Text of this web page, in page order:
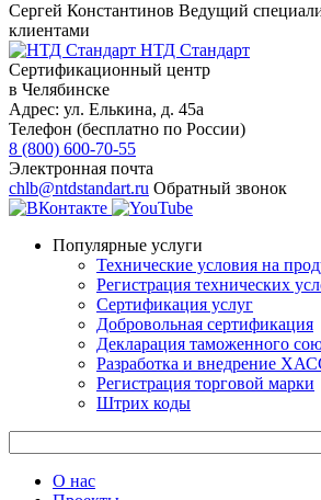
Сергей Константинов Ведущий
клиентами
НТД Стандарт
Сертификационный центр
в Челябинске
Адрес: ул. Елькина, д. 45а
Телефон (бесплатно по России)
8 (800) 600-70-55
Электронная почта
chlb@ntdstandart.ru Обратный звонок
Популярные услуги
Технические условия на
Регистрация технических
Сертификация услуг
Добровольная сертификация
Декларация таможенного
Разработка и внедрение
Регистрация торговой марки
Штрих коды
О нас